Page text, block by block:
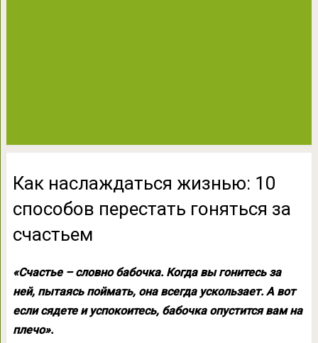
Как наслаждаться жизнью: 10
способов перестать гоняться за
счастьем
«Счастье – словно бабочка. Когда вы гонитесь за
ней, пытаясь поймать, она всегда ускользает. А вот
если сядете и успокоитесь, бабочка опустится вам на
плечо».